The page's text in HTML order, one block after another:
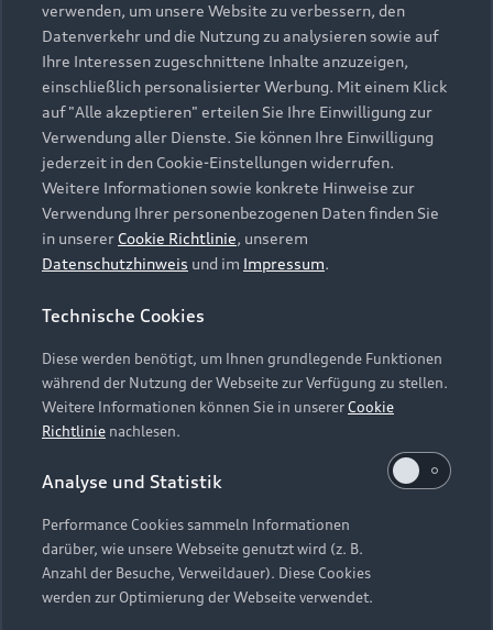
Modelle vergleichen
Elektromodelle
Plug-in-Hybride
Neuwagensuche
Gebrauchtwagensuche
Gebrauchtwagen
Finanzierung
Aktionen & Angebote
Geschäftskunden
Service & Zubehör
Saisonale Angebote
Audi Services
Garantie
Audi digital services
myAudi
Support
Kundenservice
Händlersuche
Audi Code
Online-Terminvereinbarung
Servicekontakt
Vertrag widerrufen
Über Audi
Unternehmen
Karriere
Investor Relations
Presse & Media Center
Datenschutz
Audi erleben
Newsletter
Impressum Rechtliches
Hinweisgebersystem
Datenschutzinformation
Cookie-Einstellungen
Cookie-Richtlinie
Barrierefreiheit
Hinweis: Die aktuelle Darstellung und Anordnung der
Embleme am Fahrzeug bei allen Abbildungen auf dieser
Webseite kann abweichen.
verwenden, um unsere Website zu verbessern, den
Datenverkehr und die Nutzung zu analysieren sowie auf
Ihre Interessen zugeschnittene Inhalte anzuzeigen,
einschließlich personalisierter Werbung. Mit einem Klick
auf "Alle akzeptieren" erteilen Sie Ihre Einwilligung zur
Verwendung aller Dienste. Sie können Ihre Einwilligung
jederzeit in den Cookie-Einstellungen widerrufen.
Weitere Informationen sowie konkrete Hinweise zur
Verwendung Ihrer personenbezogenen Daten finden Sie
in unserer Cookie Richtlinie, unserem
Datenschutzhinweis und im Impressum.
Technische Cookies
Diese werden benötigt, um Ihnen grundlegende Funktionen
während der Nutzung der Webseite zur Verfügung zu stellen.
Weitere Informationen können Sie in unsererCookie
Richtlinie nachlesen.
Analyse und Statistik
Performance Cookies sammeln Informationen
darüber, wie unsere Webseite genutzt wird (z. B.
Anzahl der Besuche, Verweildauer). Diese Cookies
werden zur Optimierung der Webseite verwendet.